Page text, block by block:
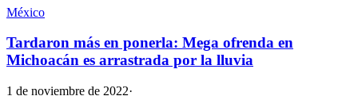
México
Tardaron más en ponerla: Mega ofrenda en
Michoacán es arrastrada por la lluvia
1 de noviembre de 2022·